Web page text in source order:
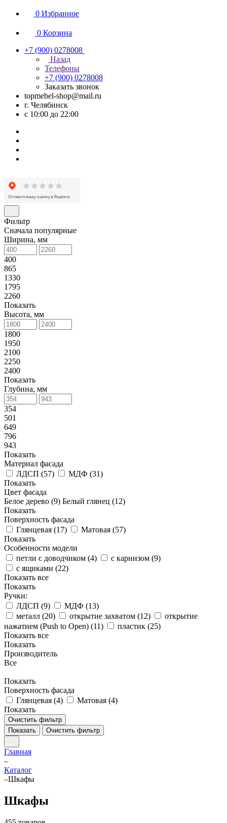
0 Избранное
0 Корзина
+7 (900) 0278008
Назад
Телефоны
+7 (900) 0278008
Заказать звонок
topmebel-shop@mail.ru
г. Челябинск
с 10:00 до 22:00
Фильтр
Сначала популярные
Ширина, мм
400
865
1330
1795
2260
Показать
Высота, мм
1800
1950
2100
2250
2400
Показать
Глубина, мм
354
501
649
796
943
Показать
Материал фасада
ЛДСП (57) МДФ (31)
Показать
Цвет фасада
Белое дерево (9) Белый глянец (12)
Показать
Поверхность фасада
Глянцевая (17) Матовая (57)
Показать
Особенности модели
петли с доводчиком (4) с карнизом (9)
с ящиками (22)
Показать все
Показать
Ручки:
ЛДСП (9) МДФ (13)
металл (20) открытие захватом (12)
открытие
нажатием (Push to Open) (11) пластик (25)
Показать все
Показать
Производитель
Все
Показать
Поверхность фасада
Глянцевая (4) Матовая (4)
Показать
Очистить фильтр
Показать
Очистить фильтр
Главная
–
Каталог
–Шкафы
Шкафы